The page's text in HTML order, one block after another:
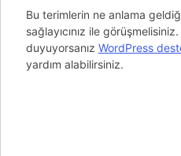
Bu terimlerin ne anlama
sağlayıcınız ile
duyuyorsanız WordPress
yardım alabilirsiniz.